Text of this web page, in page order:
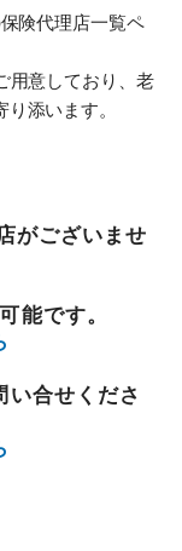
険代理店一覧ペ
用意しており、老
添います。
がございませ
能です。
合せくださ